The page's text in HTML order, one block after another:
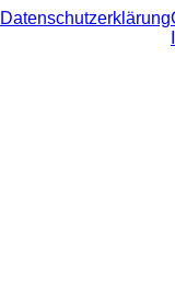
Datenschutzerklärung